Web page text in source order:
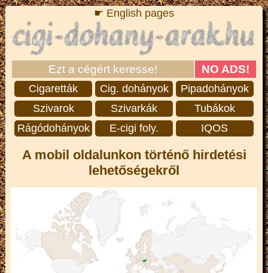
☛ English pages
Ezt a cégért keresse! NO ADS!
Cigaretták Cig. dohányok
Pipadohányok
Szivarok
Szivarkák
Tubákok
Rágódohányok
E-cigi foly. IQOS
A mobil oldalunkon történő hirdetési
lehetőségekről